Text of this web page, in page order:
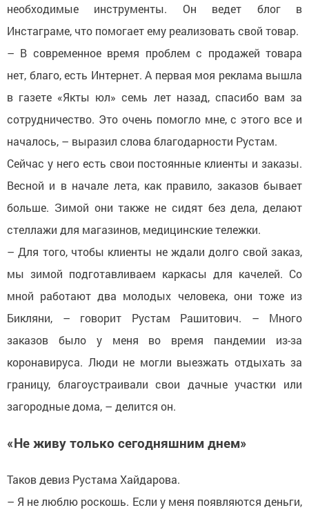
необходимые инструменты. Он ведет блог в
Инстаграме, что помогает ему реализовать свой товар.
– В современное время проблем с продажей товара
нет, благо, есть Интернет. А первая моя реклама вышла
в газете «Якты юл» семь лет назад, спасибо вам за
сотрудничество. Это очень помогло мне, с этого все и
началось, – выразил слова благодарности Рустам.
Сейчас у него есть свои постоянные клиенты и заказы.
Весной и в начале лета, как правило, заказов бывает
больше. Зимой они также не сидят без дела, делают
стеллажи для магазинов, медицинские тележки.
– Для того, чтобы клиенты не ждали долго свой заказ,
мы зимой подготавливаем каркасы для качелей. Со
мной работают два молодых человека, они тоже из
Бикляни, – говорит Рустам Рашитович. – Много
заказов было у меня во время пандемии из-за
коронавируса. Люди не могли выезжать отдыхать за
границу, благоустраивали свои дачные участки или
загородные дома, – делится он.
«Не живу только сегодняшним днем»
Таков девиз Рустама Хайдарова.
– Я не люблю роскошь. Если у меня появляются деньги,